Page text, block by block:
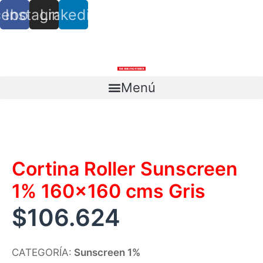
Instagram
Linkedin
Menú
Cortina Roller Sunscreen
1% 160×160 cms Gris
$106.624
CATEGORÍA: Sunscreen 1%